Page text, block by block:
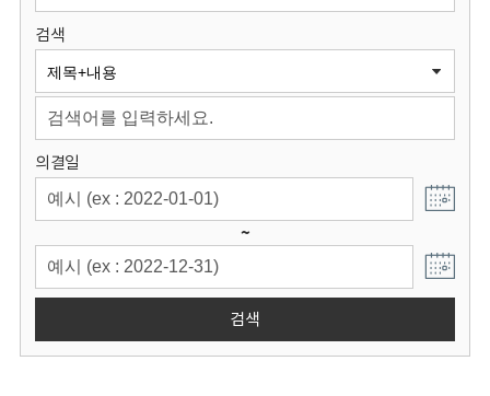
원
회
검색
의결일
~
검색